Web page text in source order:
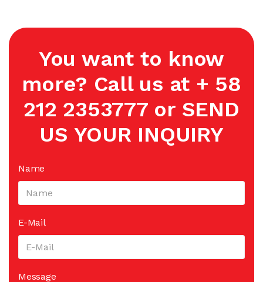
You want to know
more? Call us at + 58
212 2353777 or SEND
US YOUR INQUIRY
Name
E-Mail
Message